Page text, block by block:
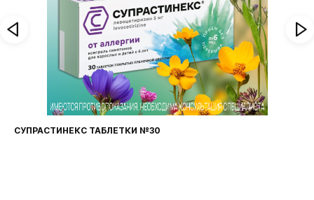
СУПРАСТИНЕКС ТАБЛЕТКИ №30